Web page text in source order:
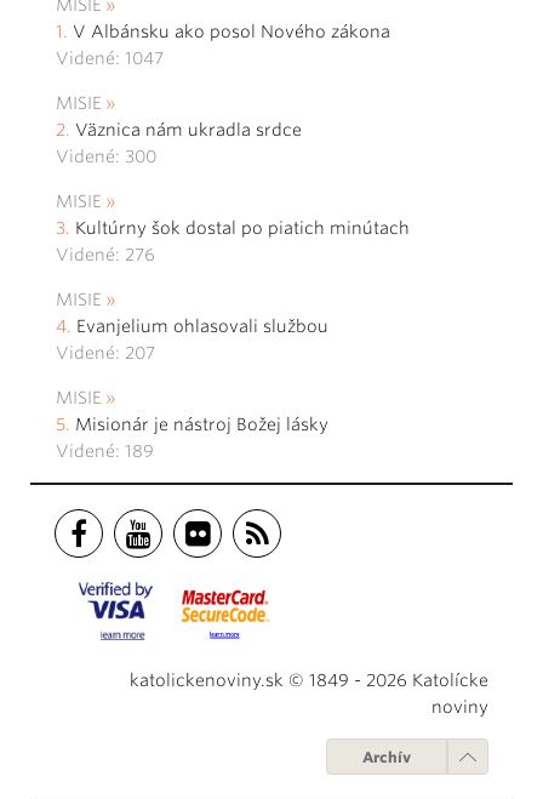
MISIE
V Albánsku ako posol Nového zákona
Videné: 1047
MISIE
Väznica nám ukradla srdce
Videné: 300
MISIE
Kultúrny šok dostal po piatich minútach
Videné: 276
MISIE
Evanjelium ohlasovali službou
Videné: 207
MISIE
Misionár je nástroj Božej lásky
Videné: 189
katolickenoviny.sk © 1849 - 2026 Katolícke
noviny
Archív